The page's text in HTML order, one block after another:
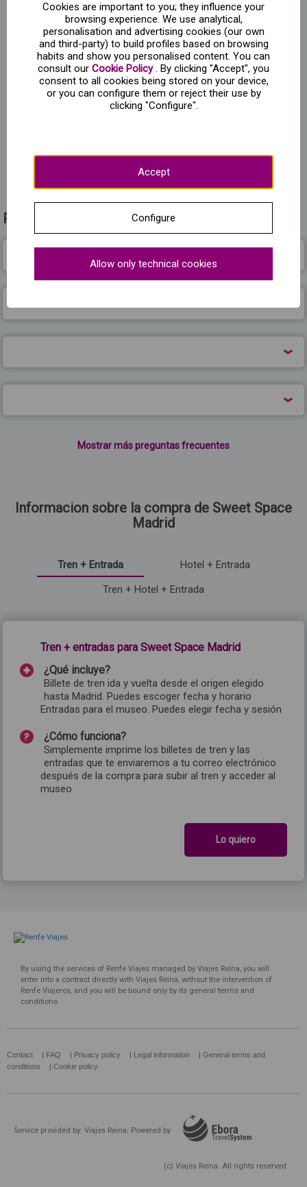
universal del gusto. Realizarás un recorrido por salas
temáticas con exposiciones interactivas que transforman
conceptos y sueños en espacios que inspiran la
imaginación, creatividad y por supuesto... ¡un toque de
dulzura! Artistas, creativos y diseñadores reconocidos
como Agatha Ruiz de la Prada u Okuda San Miguel se han
unido para exponer piezas e historias seleccionadas que
estimularán tus sentidos de formas inesperadas. Si quieres
¡Aprovecha nuestras ofertas y ahorra reservando nuestros
Preguntas frecuentes sobre Sweet Space Madrid
Mostrar más preguntas frecuentes
Informacion sobre la compra de Sweet Space
Madrid
Tren + Entrada
Hotel + Entrada
Tren + Hotel + Entrada
Tren + entradas para Sweet Space Madrid
¿Qué incluye?
Billete de tren ida y vuelta desde el origen elegido
hasta Madrid. Puedes escoger fecha y horario
Entradas para el museo. Puedes elegir fecha y sesión
¿Cómo funciona?
Simplemente imprime los billetes de tren y las
entradas que te enviaremos a tu correo electrónico
después de la compra para subir al tren y acceder al
museo
Lo quiero
By using the services of Renfe Viajes managed by Viajes Reina, you will
enter into a contract directly with Viajes Reina, without the intervention of
Renfe Viajeros, and you will be bound only by its general terms and
conditions.
Contact FAQ Privacy policy Legal information
General terms and
conditions
Cookie policy
Service provided by: Viajes Reina; Powered by
(c) Viajes Reina. All rights reserved
Cookies are important to you; they influence your
browsing experience. We use analytical,
personalisation and advertising cookies (our own
and third-party) to build profiles based on browsing
habits and show you personalised content. You can
consult our Cookie Policy. By clicking "Accept", you
consent to all cookies being stored on your device,
or you can configure them or reject their use by
clicking "Configure".
Accept
Configure
Allow only technical cookies